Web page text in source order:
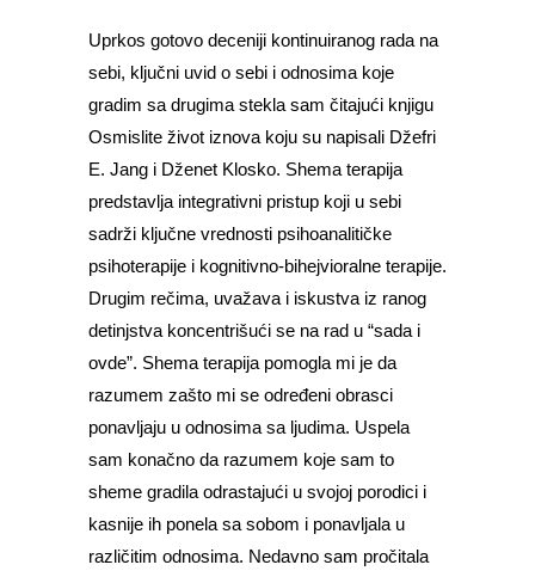
Uprkos gotovo deceniji kontinuiranog rada na
sebi, ključni uvid o sebi i odnosima koje
gradim sa drugima stekla sam čitajući knjigu
Osmislite život iznova koju su napisali Džefri
E. Jang i Dženet Klosko. Shema terapija
predstavlja integrativni pristup koji u sebi
sadrži ključne vrednosti psihoanalitičke
psihoterapije i kognitivno-bihejvioralne terapije.
Drugim rečima, uvažava i iskustva iz ranog
detinjstva koncentrišući se na rad u “sada i
ovde”. Shema terapija pomogla mi je da
razumem zašto mi se određeni obrasci
ponavljaju u odnosima sa ljudima. Uspela
sam konačno da razumem koje sam to
sheme gradila odrastajući u svojoj porodici i
kasnije ih ponela sa sobom i ponavljala u
različitim odnosima. Nedavno sam pročitala